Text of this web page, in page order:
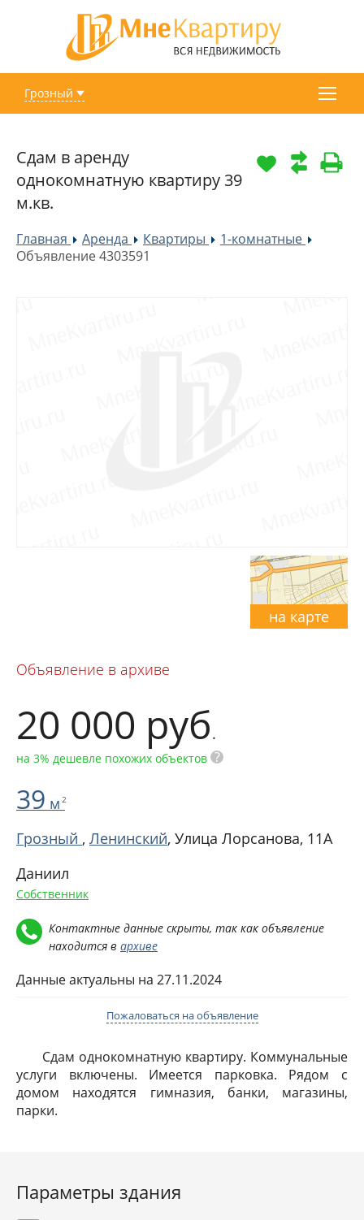
Грозный
Сдам в аренду
однокомнатную квартиру 39
м.кв.
Главная »
Аренда »Квартиры »1-комнатные
Объявление 4303591
на карте
Объявление в архиве
20 000 руб.
на 3% дешевле похожих объектов ?
39 м 2
Грозный , Ленинский, Улица Лорсанова, 11А
Даниил
Собственник
Контактные данные скрыты, так как объявление
находится в архиве
Данные актуальны на 27.11.2024
Пожаловаться на объявление
Сдам однокомнатную квартиру. Коммунальные
услуги включены. Имеется парковка. Рядом с
домом находятся гимназия, банки, магазины,
парки.
Параметры здания